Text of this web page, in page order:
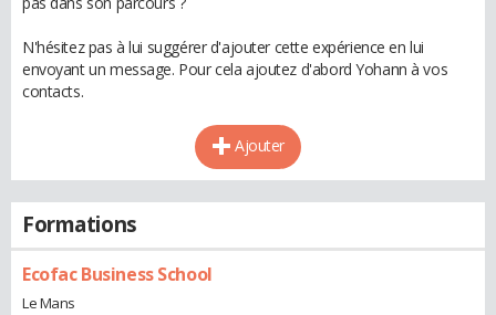
N'hésitez pas à lui suggérer d'ajouter cette expérience en lui
envoyant un message. Pour cela ajoutez d'abord Yohann à vos
contacts.
Ajouter
Formations
Ecofac Business School
Le Mans